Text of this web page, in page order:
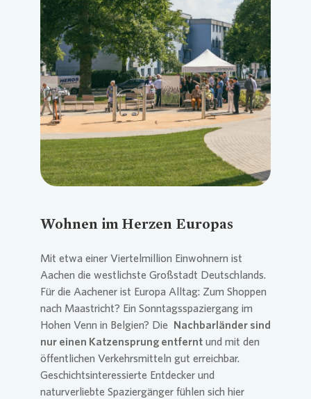
Loading...
Wohnen im Herzen Europas
Mit etwa einer Viertelmillion Einwohnern ist
Aachen die westlichste Großstadt Deutschlands.
Für die Aachener ist Europa Alltag: Zum Shoppen
nach Maastricht? Ein Sonntagsspaziergang im
Hohen Venn in Belgien? Die Nachbarländer sind
nur einen Katzensprung entfernt und mit den
öffentlichen Verkehrsmitteln gut erreichbar.
Geschichtsinteressierte Entdecker und
naturverliebte Spaziergänger fühlen sich hier